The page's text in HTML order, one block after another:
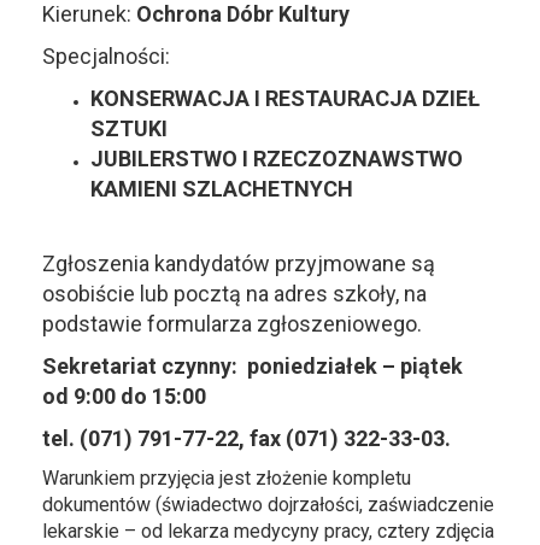
Kierunek: Ochrona Dóbr Kultury
Specjalności:
KONSERWACJA I RESTAURACJA DZIEŁ
SZTUKI
JUBILERSTWO I RZECZOZNAWSTWO
KAMIENI SZLACHETNYCH
Zgłoszenia kandydatów przyjmowane są
osobiście lub pocztą na adres szkoły, na
podstawie formularza zgłoszeniowego.
Sekretariat czynny: poniedziałek – piątek
od 9:00 do 15:00
tel. (071) 791-77-22, fax (071) 322-33-03.
Warunkiem przyjęcia jest złożenie kompletu
dokumentów (świadectwo dojrzałości, zaświadczenie
lekarskie – od lekarza medycyny pracy, cztery zdjęcia